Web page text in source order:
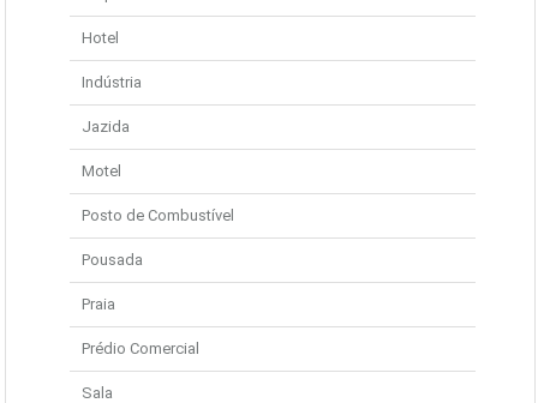
Hotel
Indústria
Jazida
Motel
Posto de Combustível
Pousada
Praia
Prédio Comercial
Sala